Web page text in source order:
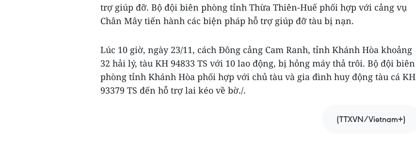
trợ giúp đỡ. Bộ đội biên phòng tỉnh Thừa Thiên-Huế phối hợp với cảng vụ
Chân Mây tiến hành các biện pháp hỗ trợ giúp đỡ tàu bị nạn.
Lúc 10 giờ, ngày 23/11, cách Đông cảng Cam Ranh, tỉnh Khánh Hòa khoảng
32 hải lý, tàu KH 94833 TS với 10 lao động, bị hỏng máy thả trôi. Bộ đội biên
phòng tỉnh Khánh Hòa phối hợp với chủ tàu và gia đình huy động tàu cá KH
93379 TS đến hỗ trợ lai kéo về bờ./.
(TTXVN/Vietnam+)